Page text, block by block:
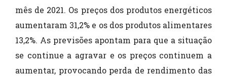
mês de 2021. Os preços dos produtos energéticos
aumentaram 31,2% e os dos produtos alimentares
13,2%. As previsões apontam para que a situação
se continue a agravar e os preços continuem a
aumentar, provocando perda de rendimento das